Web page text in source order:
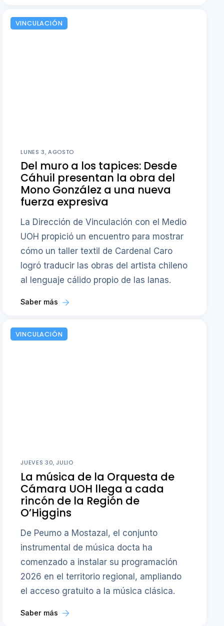
VINCULACIÓN
LUNES 3, AGOSTO
Del muro a los tapices: Desde
Cáhuil presentan la obra del
Mono González a una nueva
fuerza expresiva
La Dirección de Vinculación con el Medio
UOH propició un encuentro para mostrar
cómo un taller textil de Cardenal Caro
logró traducir las obras del artista chileno
al lenguaje cálido propio de las lanas.
Saber más
VINCULACIÓN
JUEVES 30, JULIO
La música de la Orquesta de
Cámara UOH llega a cada
rincón de la Región de
O’Higgins
De Peumo a Mostazal, el conjunto
instrumental de música docta ha
comenzado a instalar su programación
2026 en el territorio regional, ampliando
el acceso gratuito a la música clásica.
Saber más